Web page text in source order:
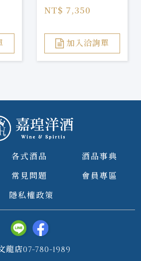
紅葡萄酒
NT$ 7,350
加入洽詢單
各式酒品
酒品事典
常見問題
會員專區
隱私權政策
龍店07-780-1989